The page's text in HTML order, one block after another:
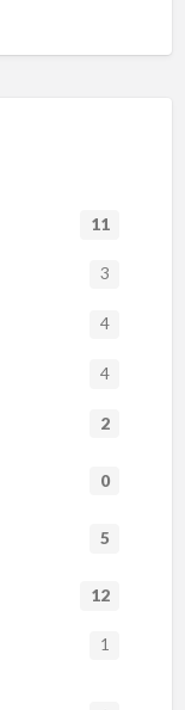
11
3
4
4
2
0
5
12
1